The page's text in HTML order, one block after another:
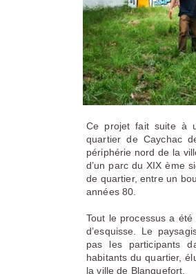
Ce projet fait suite à
quartier de Caychac
périphérie nord de la
d’un parc du XIX ème
de quartier, entre un
années 80.
Tout le processus a
d’esquisse. Le
pas les participants
habitants du quartier,
la ville de Blanquefort.